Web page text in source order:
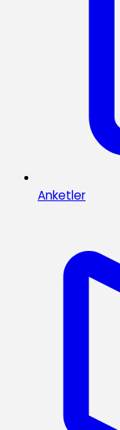
Anketler